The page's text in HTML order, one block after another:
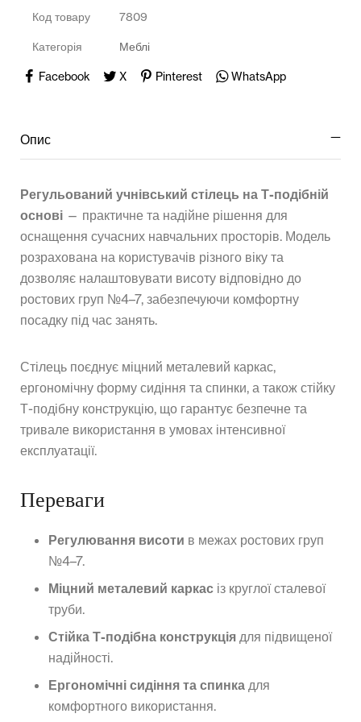
Код товару 7809
Категорія Меблі
Facebook X Pinterest WhatsApp
Опис
Регульований учнівський стілець на Т-подібній
основі — практичне та надійне рішення для
оснащення сучасних навчальних просторів. Модель
розрахована на користувачів різного віку та
дозволяє налаштовувати висоту відповідно до
ростових груп №4–7, забезпечуючи комфортну
посадку під час занять.
Стілець поєднує міцний металевий каркас,
ергономічну форму сидіння та спинки, а також стійку
Т-подібну конструкцію, що гарантує безпечне та
тривале використання в умовах інтенсивної
експлуатації.
Переваги
Регулювання висоти в межах ростових груп
№4–7.
Міцний металевий каркас із круглої сталевої
труби.
Стійка Т-подібна конструкція для підвищеної
надійності.
Ергономічні сидіння та спинка для
комфортного використання.